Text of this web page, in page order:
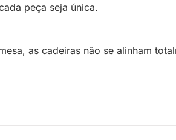
peça seja única.
as cadeiras não se alinham